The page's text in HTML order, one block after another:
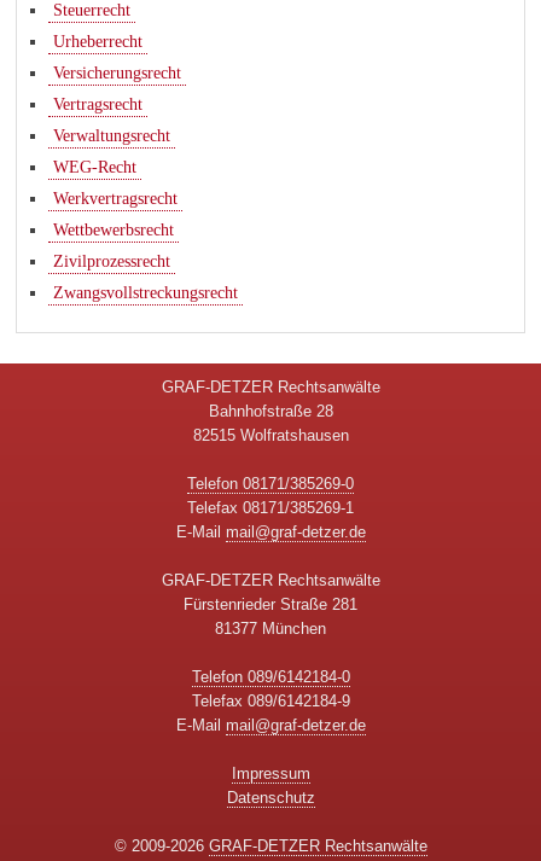
Steuerrecht
Urheberrecht
Versicherungsrecht
Vertragsrecht
Verwaltungsrecht
WEG-Recht
Werkvertragsrecht
Wettbewerbsrecht
Zivilprozessrecht
Zwangsvollstreckungsrecht
GRAF-DETZER Rechtsanwälte
Bahnhofstraße 28
82515 Wolfratshausen
Telefon 08171/385269-0
Telefax 08171/385269-1
E-Mail mail@graf-detzer.de
GRAF-DETZER Rechtsanwälte
Fürstenrieder Straße 281
81377 München
Telefon 089/6142184-0
Telefax 089/6142184-9
E-Mail mail@graf-detzer.de
Impressum
Datenschutz
© 2009-2026 GRAF-DETZER Rechtsanwälte